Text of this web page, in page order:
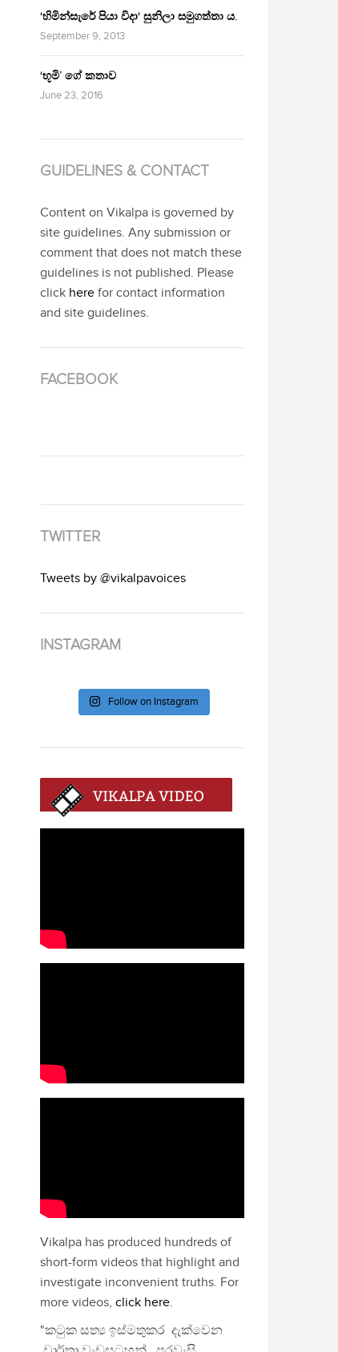
‘හිමින්සැරේ පියා විදා‘ සුනිලා සමුගත්තා ය.
September 9, 2013
‘භූමි’ ගේ කතාව
June 23, 2016
GUIDELINES & CONTACT
Content on Vikalpa is governed by
site guidelines. Any submission or
comment that does not match these
guidelines is not published. Please
click here for contact information
and site guidelines.
FACEBOOK
TWITTER
Tweets by @vikalpavoices
INSTAGRAM
Follow on Instagram
Vikalpa has produced hundreds of
short-form videos that highlight and
investigate inconvenient truths. For
more videos, click here.
"කටුක සත්‍ය ඉස්මතුකර දැක්වෙන